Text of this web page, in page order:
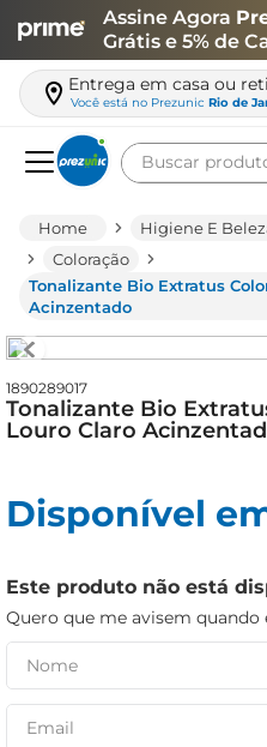
Assine Agora
Grátis e 5% de
Entrega em casa ou
Você está no Prezunic Rio de
Buscar
Higiene E
Coloração
Tonalizante Bio Extratus
Acinzentado
1890289017
Tonalizante Bio
Louro Claro
Disponível
Este produto não está
Quero que me avisem quando
leite
biscoito
iogurte
papel higiênico
cerveja